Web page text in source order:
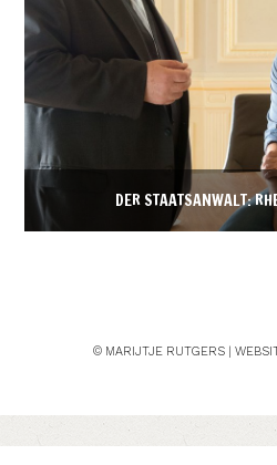
DER STAATSANWALT:
© MARIJTJE RUTGERS |